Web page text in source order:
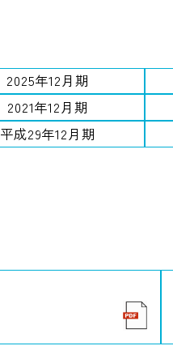
2025年12月期
2021年12月期
平成29年12月期